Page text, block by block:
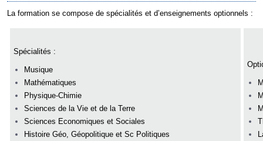
La formation se compose de spécialités et d’enseignements optionnels :
Spécialités :
Musique
Mathématiques
Physique-Chimie
Sciences de la Vie et de la Terre
Sciences Economiques et Sociales
Histoire Géo, Géopolitique et Sc Politiques